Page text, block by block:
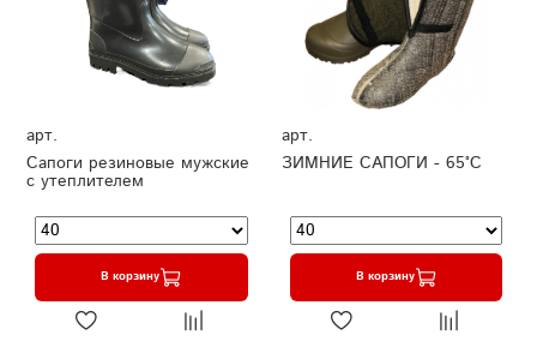
арт.
Сапоги резиновые мужские
с утеплителем
В корзину
арт.
ЗИМНИЕ САПОГИ - 65°C
В корзину